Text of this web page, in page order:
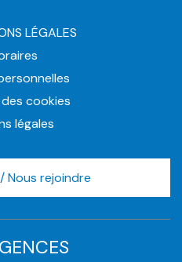
LÉGALES
cookies
légales
Nous rejoindre